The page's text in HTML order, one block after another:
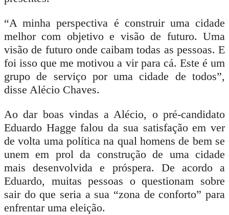
“A minha perspectiva é construir uma cidade
melhor com objetivo e visão de futuro. Uma
visão de futuro onde caibam todas as pessoas. E
foi isso que me motivou a vir para cá. Este é um
grupo de serviço por uma cidade de todos”,
disse Alécio Chaves.
Ao dar boas vindas a Alécio, o pré-candidato
Eduardo Hagge falou da sua satisfação em ver
de volta uma política na qual homens de bem se
unem em prol da construção de uma cidade
mais desenvolvida e próspera. De acordo a
Eduardo, muitas pessoas o questionam sobre
sair do que seria a sua “zona de conforto” para
enfrentar uma eleição.